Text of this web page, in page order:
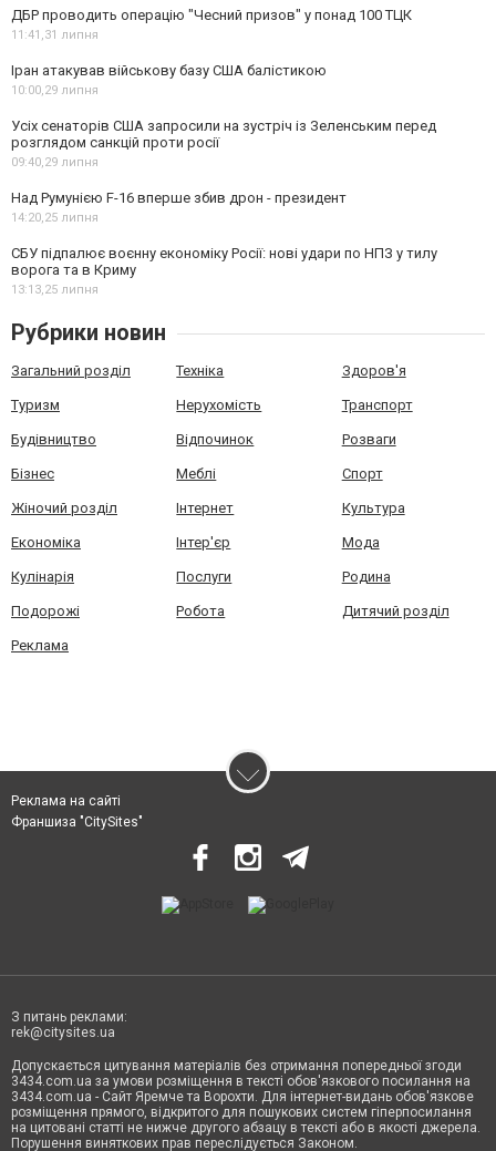
ДБР проводить операцію "Чесний призов" у понад 100 ТЦК
11:41,31 липня
Іран атакував військову базу США балістикою
10:00,29 липня
Усіх сенаторів США запросили на зустріч із Зеленським перед
розглядом санкцій проти росії
09:40,29 липня
Над Румунією F-16 вперше збив дрон - президент
14:20,25 липня
СБУ підпалює воєнну економіку Росії: нові удари по НПЗ у тилу
ворога та в Криму
13:13,25 липня
Рубрики новин
Загальний розділ Техніка Здоров'я
Туризм Нерухомість Транспорт
Будівництво Відпочинок Розваги
Бізнес Меблі Спорт
Жіночий розділ Інтернет Культура
Економіка Інтер'єр Мода
Кулінарія Послуги Родина
Подорожі Робота Дитячий розділ
Реклама
Реклама на сайті
Франшиза "CitySites"
З питань реклами:
rek@citysites.ua
Допускається цитування матеріалів без отримання попередньої згоди
3434.com.ua за умови розміщення в тексті обов'язкового посилання на
3434.com.ua - Сайт Яремче та Ворохти. Для інтернет-видань обов'язкове
розміщення прямого, відкритого для пошукових систем гіперпосилання
на цитовані статті не нижче другого абзацу в тексті або в якості джерела.
Порушення виняткових прав переслідується Законом.